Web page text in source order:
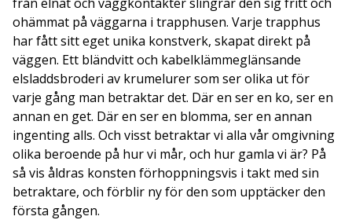
ohämmat på väggarna i trapphusen. Varje trapphus
har fått sitt eget unika konstverk, skapat direkt på
väggen. Ett bländvitt och kabelklämme­glänsande
elsladdsbroderi av krumelurer som ser olika ut för
varje gång man betraktar det. Där en ser en ko, ser en
annan en get. Där en ser en blomma, ser en annan
ingenting alls. Och visst betraktar vi alla vår omgivning
olika beroende på hur vi mår, och hur gamla vi är? På
så vis åldras konsten förhoppningsvis i takt med sin
betraktare, och förblir ny för den som upptäcker den
första gången.